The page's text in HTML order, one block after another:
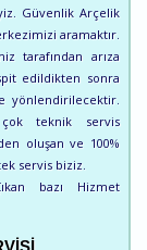
Güvenlik Arçelik
aramaktır.
tarafından arıza
edildikten sonra
yönlendirilecektir.
teknik servis
oluşan ve 100%
servis biziz.
bazı Hizmet